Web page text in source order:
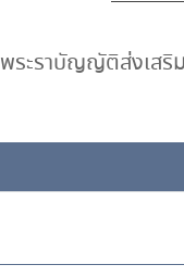
พระราบัญญัติส่งเสริ